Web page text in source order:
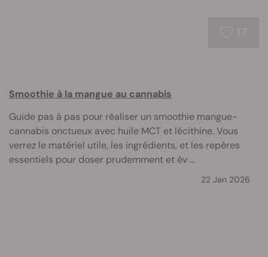
Smoothie à la mangue au cannabis
Guide pas à pas pour réaliser un smoothie mangue-
cannabis onctueux avec huile MCT et lécithine. Vous
verrez le matériel utile, les ingrédients, et les repères
essentiels pour doser prudemment et év ...
22 Jan 2026